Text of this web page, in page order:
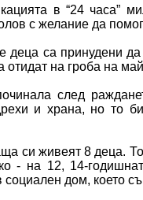
в “24 часа”
с желание да
деца са принудени
отидат на гроба на
след
и храна, но то
си живеят 8 деца.
- на 12, 14-
социален дом, което